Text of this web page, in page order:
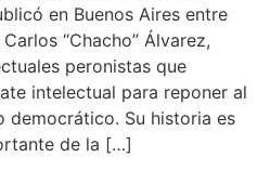
en Buenos Aires entre
“Chacho” Álvarez,
peronistas que
intelectual para reponer al
democrático. Su historia es
de la […]